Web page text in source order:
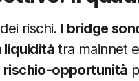
rischi. I bridge
liquidità tra mainnet
opportunità